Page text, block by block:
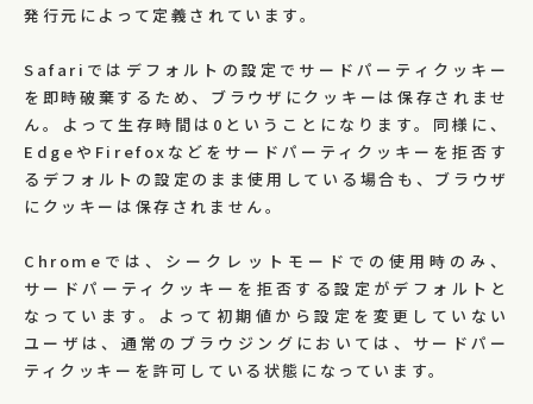
発行元によって定義されています。
Safariではデフォルトの設定でサードパーティクッキー
を即時破棄するため、ブラウザにクッキーは保存されませ
ん。よって生存時間は0ということになります。同様に、
EdgeやFirefoxなどをサードパーティクッキーを拒否す
るデフォルトの設定のまま使用している場合も、ブラウザ
にクッキーは保存されません。
Chromeでは、シークレットモードでの使用時のみ、
サードパーティクッキーを拒否する設定がデフォルトと
なっています。よって初期値から設定を変更していない
ユーザは、通常のブラウジングにおいては、サードパー
ティクッキーを許可している状態になっています。